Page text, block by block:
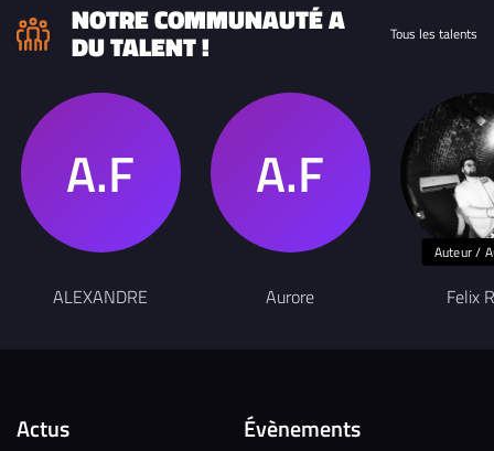
NOTRE COMMUNAUTÉ A
DU TALENT ! Tous les talents
ALEXANDRE Aurore
Auteur /
Felix
Actus Évènements